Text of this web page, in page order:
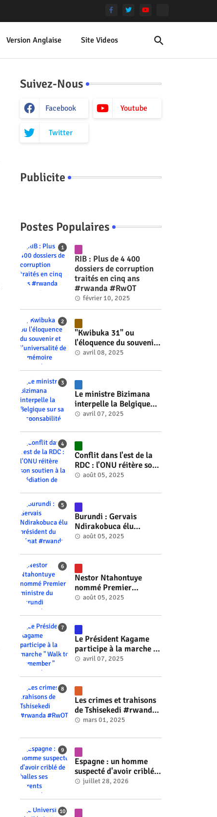
Version Anglaise Site Videos
Suivez-Nous
Facebook Youtube
Twitter
Publicite
Postes Populaires
RIB : Plus de 4 400
dossiers de corruption
traités en cinq ans
#rwanda #RwOT
février 10, 2025
"Kwibuka 31" ou
l'éloquence du souvenir
et l'universalité de la
#RwOT
avril 08, 2025
Le ministre Bizimana
interpelle la Belgique
sur sa responsabilité
génocide #rwanda
#RwOT
avril 07, 2025
Conflit dans l'est de la
RDC : l'ONU réitère son
soutien à la médiation
#rwanda #RwOT
août 05, 2025
Burundi : Gervais
Ndirakobuca élu
président du Sénat
août 05, 2025
Nestor Ntahontuye
nommé Premier
ministre du Burundi
août 05, 2025
Le Président Kagame
participe à la marche "
Walk to Remember "
avril 07, 2025
Les crimes et trahisons
de Tshisekedi #rwanda
#RwOT
mars 01, 2025
Espagne : un homme
suspecté d'avoir criblé
de balles ses parents
juillet 28, 2026